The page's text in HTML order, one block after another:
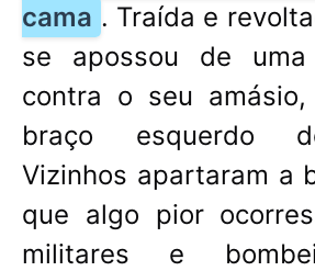
cama . Traída e
se apossou de
contra o seu
braço esquerdo
Vizinhos apartaram a
que algo pior
militares e